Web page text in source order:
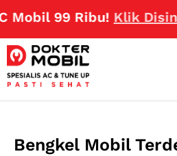
99 Ribu!Klik Disini
Bengkel Mobil